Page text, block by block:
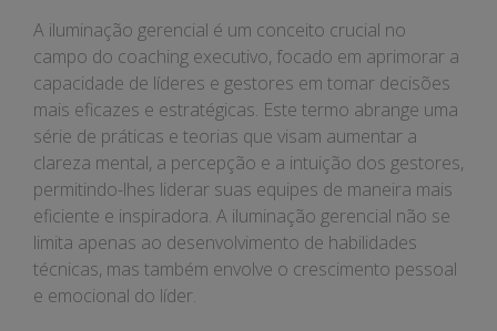
A iluminação gerencial é um conceito crucial no
campo do coaching executivo, focado em aprimorar a
capacidade de líderes e gestores em tomar decisões
mais eficazes e estratégicas. Este termo abrange uma
série de práticas e teorias que visam aumentar a
clareza mental, a percepção e a intuição dos gestores,
permitindo-lhes liderar suas equipes de maneira mais
eficiente e inspiradora. A iluminação gerencial não se
limita apenas ao desenvolvimento de habilidades
técnicas, mas também envolve o crescimento pessoal
e emocional do líder.